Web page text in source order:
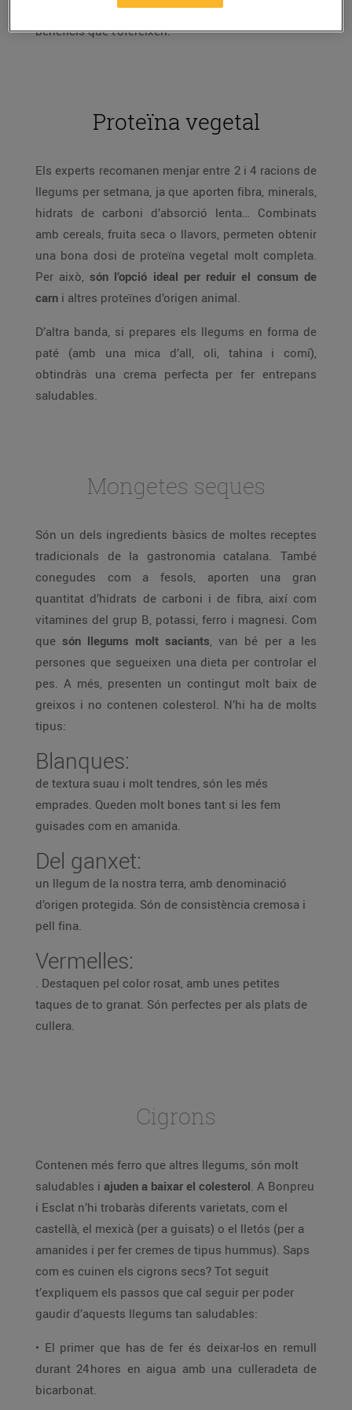
incorporar-los al cistell i gaudeix dels nombrosos
beneficis que t’ofereixen.
Proteïna vegetal
Els experts recomanen menjar entre 2 i 4 racions de
llegums per setmana, ja que aporten fibra, minerals,
hidrats de carboni d’absorció lenta… Combinats
amb cereals, fruita seca o llavors, permeten obtenir
una bona dosi de proteïna vegetal molt completa.
Per això, són l’opció ideal per reduir el consum de
carn i altres proteïnes d’origen animal.
D’altra banda, si prepares els llegums en forma de
paté (amb una mica d’all, oli, tahina i comí),
obtindràs una crema perfecta per fer entrepans
saludables.
Mongetes seques
Són un dels ingredients bàsics de moltes receptes
tradicionals de la gastronomia catalana. També
conegudes com a fesols, aporten una gran
quantitat d’hidrats de carboni i de fibra, així com
vitamines del grup B, potassi, ferro i magnesi. Com
que són llegums molt saciants, van bé per a les
persones que segueixen una dieta per controlar el
pes. A més, presenten un contingut molt baix de
greixos i no contenen colesterol. N’hi ha de molts
tipus:
Blanques:
de textura suau i molt tendres, són les més
emprades. Queden molt bones tant si les fem
guisades com en amanida.
Del ganxet:
un llegum de la nostra terra, amb denominació
d’origen protegida. Són de consistència cremosa i
pell fina.
Vermelles:
. Destaquen pel color rosat, amb unes petites
taques de to granat. Són perfectes per als plats de
cullera.
Cigrons
Contenen més ferro que altres llegums, són molt
saludables i ajuden a baixar el colesterol. A Bonpreu
i Esclat n’hi trobaràs diferents varietats, com el
castellà, el mexicà (per a guisats) o el lletós (per a
amanides i per fer cremes de tipus hummus). Saps
com es cuinen els cigrons secs? Tot seguit
t’expliquem els passos que cal seguir per poder
gaudir d’aquests llegums tan saludables:
• El primer que has de fer és deixar-los en remull
durant 24 hores en aigua amb una culleradeta de
bicarbonat.